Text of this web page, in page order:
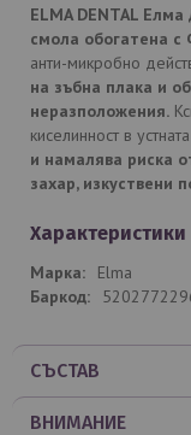
ELMA DENTAL
смола обогатена с
анти-микробно
на зъбна плака и
неразположения.
киселинност в
и намалява риска
захар, изкуствени
Характеристики
Elma
СЪСТАВ
ВНИМАНИЕ